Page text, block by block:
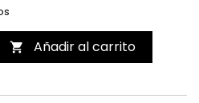
 Añadir al carrito